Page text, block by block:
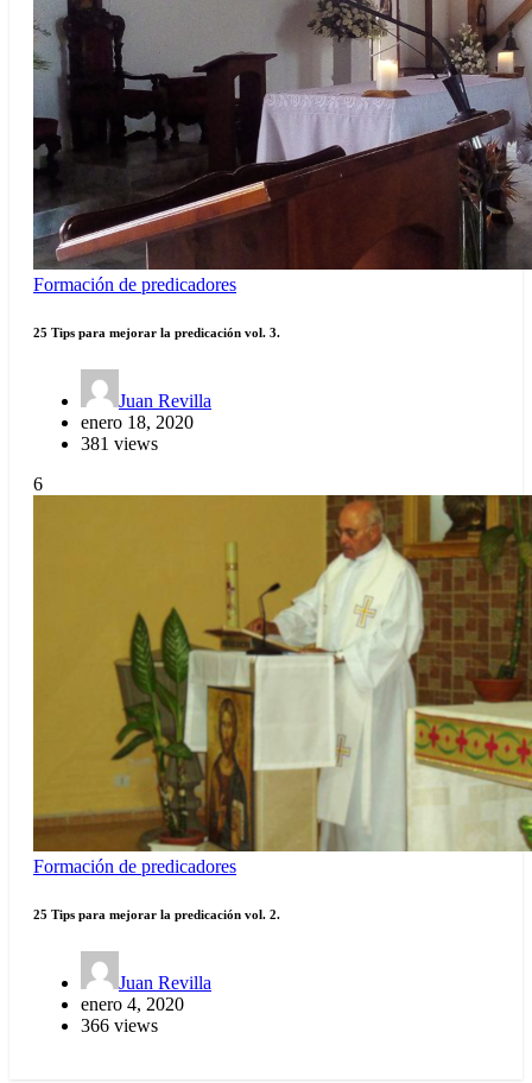
Formación de predicadores
25 Tips para mejorar la predicación vol. 3.
Juan Revilla
enero 18, 2020
381 views
6
Formación de predicadores
25 Tips para mejorar la predicación vol. 2.
Juan Revilla
enero 4, 2020
366 views